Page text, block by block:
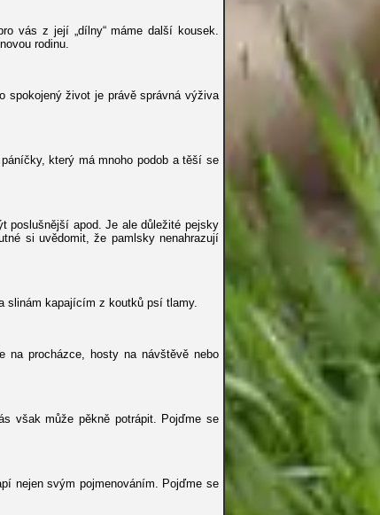
vás z její „dílny“ máme další kousek.
rodinu.
spokojený život je právě správná výživa
který má mnoho podob a těší se
poslušnější apod. Je ale důležité pejsky
si uvědomit, že pamlsky nenahrazují
slinám kapajícím z koutků psí tlamy.
na procházce, hosty na návštěvě nebo
však může pěkně potrápit. Pojďme se
nejen svým pojmenováním. Pojďme se